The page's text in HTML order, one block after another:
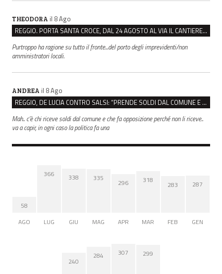
THEODORA il 8 Ago
REGGIO. PORTA SANTA CROCE, DAL 24 AGOSTO AL VIA IL CANTIERE PER IL NUOVO COLLETTORE FOGNARIO
Purtroppo ha ragione su tutto il fronte...del porto degli imprevidenti/non
amministratori locali.
ANDREA il 8 Ago
REGGIO, DE LUCIA CONTRO SALSI: “PRENDE SOLDI DAL COMUNE E DIFFONDE FAKE NEWS”
Mah.. c’è chi riceve soldi dal comune e che fa opposizione perché non li riceve..
va a capir, in ogni caso la politica fa una
58
AGO
366
LUG
338
GIU
335
MAG
296
APR
318
MAR
283
FEB
287
GEN
240
284 307 299